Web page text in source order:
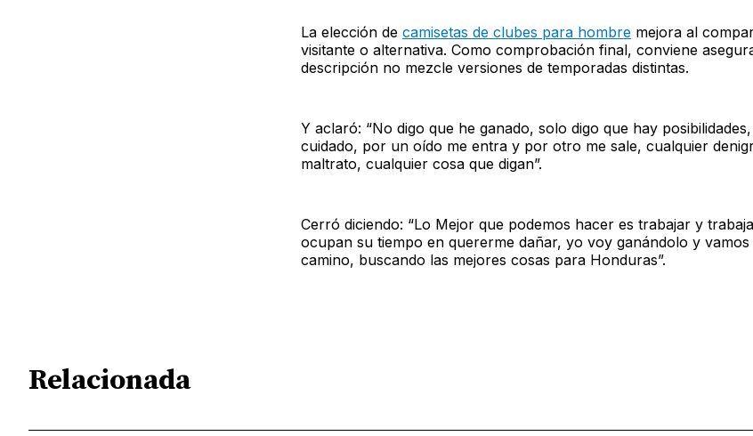
La elección de camisetas de clubes para hombre mejora al
visitante o alternativa. Como comprobación final, conviene
descripción no mezcle versiones de temporadas distintas.
Y aclaró: “No digo que he ganado, solo digo que hay
cuidado, por un oído me entra y por otro me sale, cualquier
maltrato, cualquier cosa que digan”.
Cerró diciendo: “Lo Mejor que podemos hacer es trabajar y
ocupan su tiempo en quererme dañar, yo voy ganándolo y vamos
camino, buscando las mejores cosas para Honduras”.
Relacionada